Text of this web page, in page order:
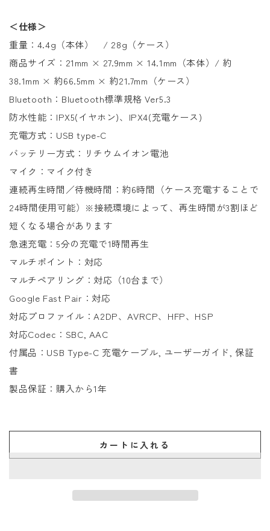
＜仕様＞
重量： 4.4g（本体） / 28g（ケース）
商品サイズ：21mm × 27.9mm × 14.1mm（本体）/ 約
38.1mm × 約66.5mm × 約21.7mm（ケース）
Bluetooth：Bluetooth標準規格 Ver5.3
防水性能：IPX5(イヤホン)、IPX4(充電ケース)
充電方式：USB type-C
バッテリー方式：リチウムイオン電池
マイク：マイク付き
連続再生時間／待機時間：約6時間（ケース充電することで
24時間使用可能）※接続環境によって、再生時間が3割ほど
短くなる場合があります
急速充電：5分の充電で1時間再生
マルチポイント：対応
マルチペアリング：対応（10台まで）
Google Fast Pair：対応
対応プロファイル：A2DP、AVRCP、HFP、HSP
対応Codec：SBC, AAC
付属品：USB Type-C 充電ケーブル, ユーザーガイド, 保証
書
製品保証：購入から1年
カートに入れる